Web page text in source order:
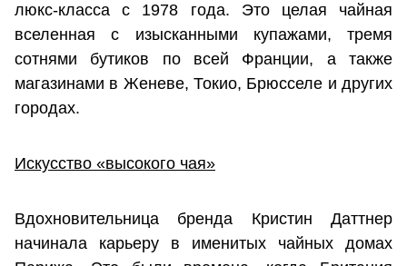
люкс-класса с 1978 года. Это целая чайная
вселенная с изысканными купажами, тремя
сотнями бутиков по всей Франции, а также
магазинами в Женеве, Токио, Брюсселе и других
городах.
Искусство «высокого чая»
Вдохновительница бренда Кристин Даттнер
начинала карьеру в именитых чайных домах